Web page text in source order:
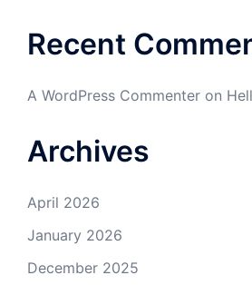
Recent
A WordPress Commenter on
Archives
April 2026
January 2026
December 2025